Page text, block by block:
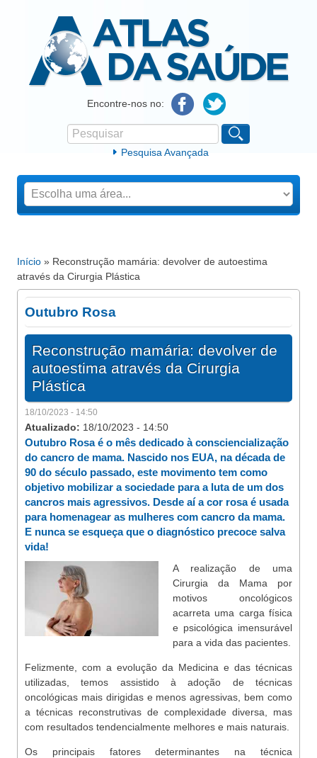
Atlas da SaúdeEncontre-nos no:
Formulário de procura
Pesquisar
Pesquisa Avançada
Está aqui
Início » Reconstrução mamária: devolver de autoestima
através da Cirurgia Plástica
Outubro Rosa
Reconstrução mamária: devolver de
autoestima através da Cirurgia
Plástica
18/10/2023 - 14:50
Atualizado: 18/10/2023 - 14:50
Outubro Rosa é o mês dedicado à consciencialização
do cancro de mama. Nascido nos EUA, na década de
90 do século passado, este movimento tem como
objetivo mobilizar a sociedade para a luta de um dos
cancros mais agressivos. Desde aí a cor rosa é usada
para homenagear as mulheres com cancro da mama.
E nunca se esqueça que o diagnóstico precoce salva
vida!
A realização de uma
Cirurgia da Mama por
motivos oncológicos
acarreta uma carga física
e psicológica imensurável
para a vida das pacientes.
Felizmente, com a evolução da Medicina e das técnicas
utilizadas, temos assistido à adoção de técnicas
oncológicas mais dirigidas e menos agressivas, bem como
a técnicas reconstrutivas de complexidade diversa, mas
com resultados tendencialmente melhores e mais naturais.
Os principais fatores determinantes na técnica